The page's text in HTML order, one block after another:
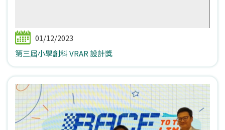
01/12/2023
第三屆小學創科 VRAR 設計獎